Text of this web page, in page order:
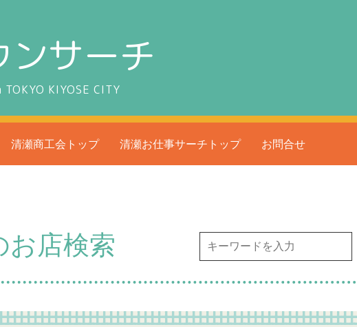
サーチ
KIYOSE CITY
清瀬商工会トップ 清瀬お仕事サーチトップ お問合せ
お店検索